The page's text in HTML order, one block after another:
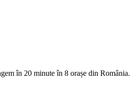
în 20 minute în 8 orașe din România.